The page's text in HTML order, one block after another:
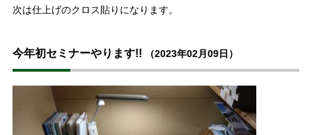
次は仕上げのクロス貼りになります。
今年初セミナーやります!! （2023年02月09日）